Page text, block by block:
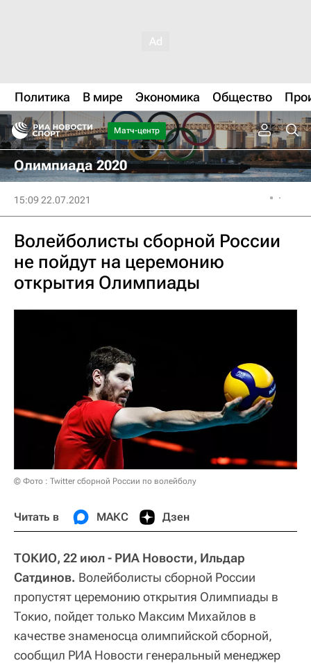
Политика В мире Экономика Общество
Матч-центр
Олимпиада 2020
15:09 22.07.2021
Волейболисты сборной России
не пойдут на церемонию
открытия Олимпиады
© Фото : Twitter сборной России по волейболу
Читать в МАКС Дзен
ТОКИО, 22 июл - РИА Новости, Ильдар
Сатдинов. Волейболисты сборной России
пропустят церемонию открытия Олимпиады в
Токио, пойдет только Максим Михайлов в
качестве знаменосца олимпийской сборной,
сообщил РИА Новости генеральный менеджер